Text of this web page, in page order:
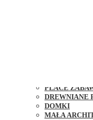
PLACE
DREWNIANE
DOMKI
MAŁA